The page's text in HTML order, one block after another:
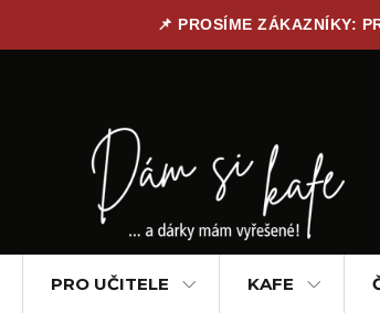
📌 PROSÍME ZÁKAZNÍKY:
PRO UČITELE KAFE